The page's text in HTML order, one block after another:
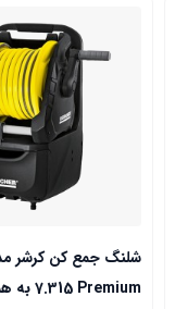
7.315 Premium به همراه شلنگ